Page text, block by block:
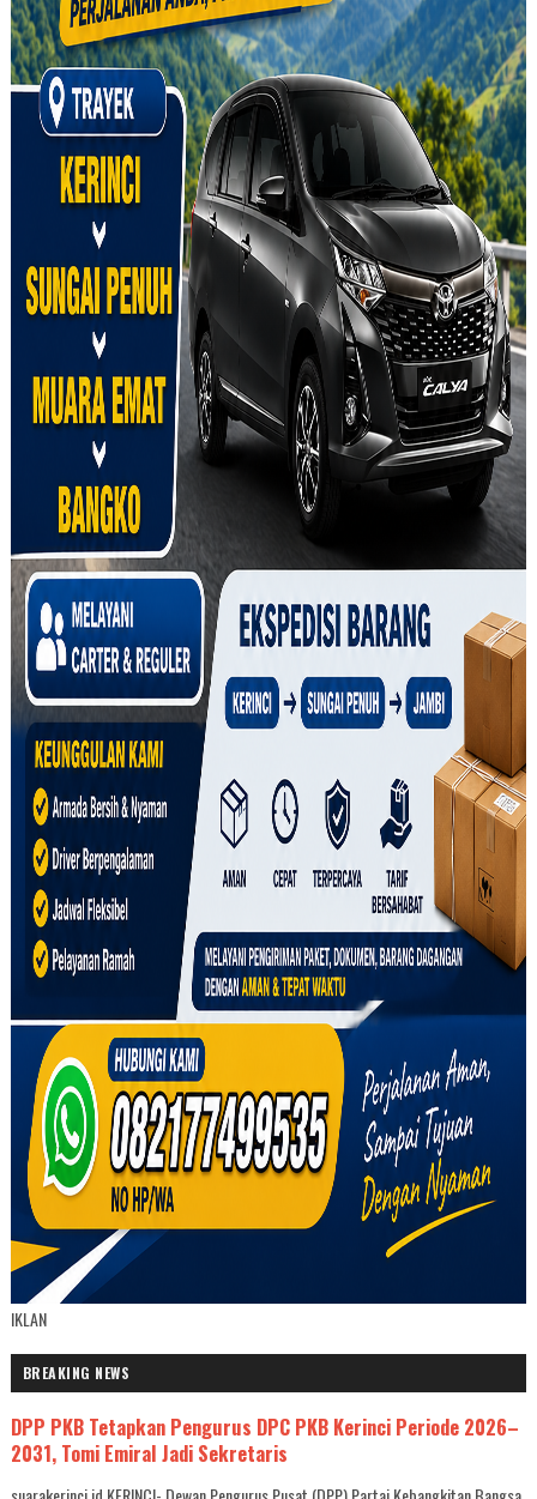
IKLAN
BREAKING NEWS
DPP PKB Tetapkan Pengurus DPC PKB Kerinci Periode 2026–
2031, Tomi Emiral Jadi Sekretaris